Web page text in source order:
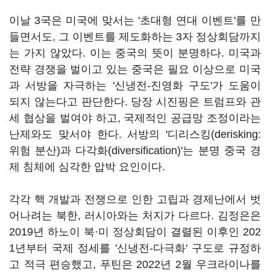
이날 3국은 미국에 맞서는 '초대형 연대 이벤트'를 만
들면서도, 그 이벤트를 제도화하는 3자 정상회담까지
는 가지 않았다. 이는 중국의 뜻이 분명하다. 미국과
전략 경쟁을 벌이고 있는 중국은 필요 이상으로 미국
과 서방을 자극하는 '신냉전-진영화 구도'가 도움이
되지 않는다고 판단한다. 당장 시진핑은 트럼프와 관
세 협상을 벌여야 하고, 국제적인 공급망 조정이라는
난제와도 맞서야 한다. 서방의 '디리스킹(derisking:
위험 분산)과 다각화(diversification)'는 분명 중국 경
제 침체에 심각한 압박 요인이다.
각각 핵 개발과 전쟁으로 인한 고립과 경제난에서 벗
어나려는 북한, 러시아와는 처지가 다르다. 김정은은
2019년 하노이 북·미 정상회담이 결렬된 이후인 202
1년부터 국제 정세를 '신냉전-다극화' 구도로 규정하
고 적극 편승했고, 푸틴은 2022년 2월 우크라이나를